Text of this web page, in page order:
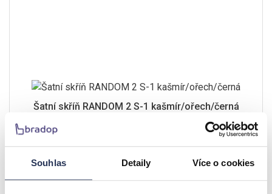
Souhlas Detaily Více o cookies
Šatní skříň RANDOM 2 S-1 kašmír/ořech/černá
9.114 Kč 7.610 Kč
doručíme do 14 pracovních dní Detail